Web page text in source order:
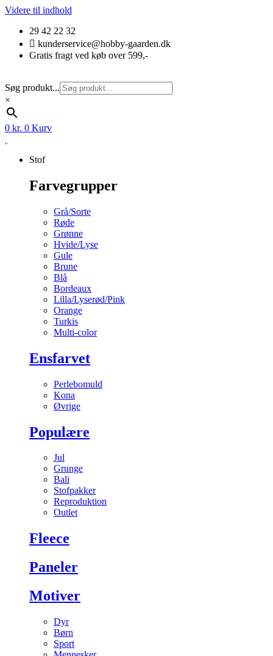
Videre til indhold
29 42 22 32
kunderservice@hobby-gaarden.dk
Gratis fragt ved køb over 599,-
Søg produkt...
×
0 kr. 0 Kurv
Stof
Farvegrupper
Grå/Sorte
Røde
Grønne
Hvide/Lyse
Gule
Brune
Blå
Bordeaux
Lilla/Lyserød/Pink
Orange
Turkis
Multi-color
Ensfarvet
Perlebomuld
Kona
Øvrige
Populære
Jul
Grunge
Bali
Stofpakker
Reproduktion
Outlet
Fleece
Paneler
Motiver
Dyr
Børn
Sport